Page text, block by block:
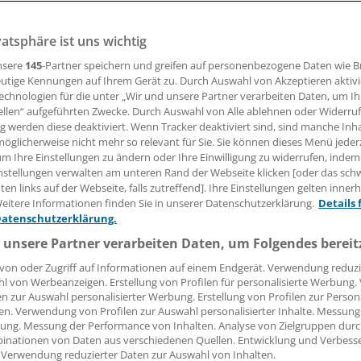
Bevölkerung, überdurchschnittliche Prävalenz
geringe Arztdichte: In den Hamburger Stadteilen Horn
vieles im argen. Die Antwort der
15:27 Uhr
auf die Entwicklung von IV-Projekten wie das "Gesunde
AG will mit Geldern aus dem Innovationsfonds
Versorgung in den beiden Hamburger
anschieben.
wurde bereits Ende vorigen Jahres fertiggestellt. Jetzt
Leistungserbringern über die Teilnahmemodalitäten zu
ist uns wichtig
145-Partner speichern und greifen auf personenbezogene Daten wie
Kennungen auf Ihrem Gerät zu. Durch Auswahl von Akzeptieren
für die unter „Wir und unsere Partner verarbeiten Daten, um
aufgeführten Zwecke. Durch Auswahl von Alle ablehnen oder
werden diese deaktiviert. Wenn Tracker deaktiviert sind, sind manche
nicht mehr so relevant für Sie. Sie können dieses Menü
Ihre Einstellungen zu ändern oder Ihre Einwilligung zu widerrufen, indem
verwalten am unteren Rand der Webseite klicken [oder das
links auf der Webseite, falls zutreffend]. Ihre Einstellungen gelten
Informationen finden Sie in unserer Datenschutzerklärung. Details
Partner verarbeiten Daten, um Folgendes
oder Zugriff auf Informationen auf einem Endgerät. Verwendung
von Werbeanzeigen. Erstellung von Profilen für personalisierte
zur Auswahl personalisierter Werbung. Erstellung von Profilen zur
Verwendung von Profilen zur Auswahl personalisierter Inhalte.
Messung der Performance von Inhalten. Analyse von Zielgruppen
von Daten aus verschiedenen Quellen. Entwicklung und
reduzierter Daten zur Auswahl von Inhalten.